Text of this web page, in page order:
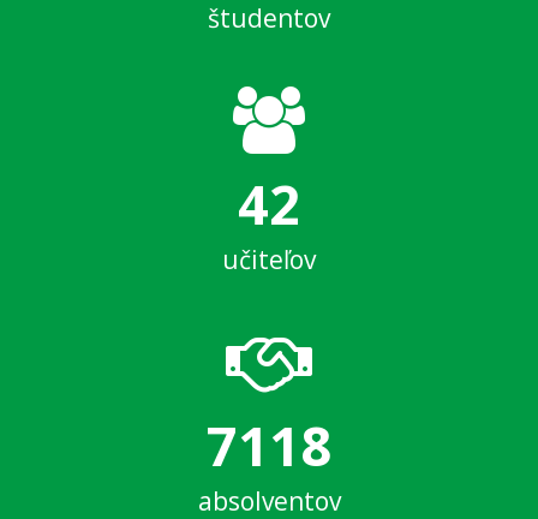
študentov
42
učiteľov
7118
absolventov